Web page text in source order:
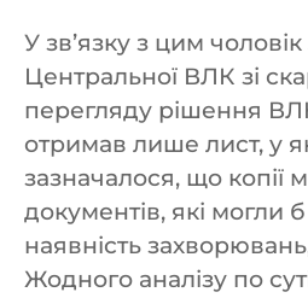
У зв’язку з цим
Центральної ВЛК зі
перегляду рішення
отримав лише лист, у
зазначалося, що копії
документів, які могли
наявність
Жодного аналізу по